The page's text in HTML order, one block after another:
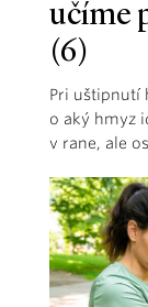
učíme
(6)
Pri uštipnutí
o aký hmyz
v rane, ale